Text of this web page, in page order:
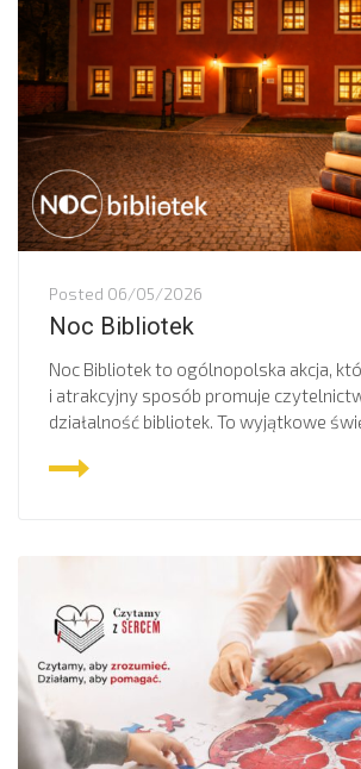
Posted 06/05/2026
Noc Bibliotek
Noc Bibliotek to ogólnopolska akcja,
i atrakcyjny sposób promuje
działalność bibliotek. To wyjątkowe